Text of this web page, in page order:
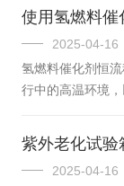
2025-04-16
氢燃料催化剂恒
行中的高温环境
供可靠的数据支
氢燃料电池的效
1.高精度控制：
紫外老化试验
2025-04-16